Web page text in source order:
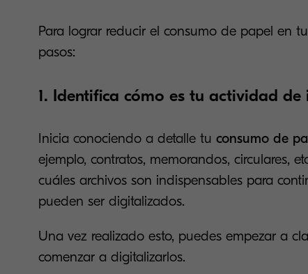
Para lograr reducir el consumo de papel en
pasos:
1. Identifica cómo es tu actividad de
Inicia conociendo a detalle tu consumo de
ejemplo, contratos, memorandos, circulares,
cuáles archivos son indispensables para
pueden ser digitalizados.
Una vez realizado esto, puedes empezar a
comenzar a digitalizarlos.